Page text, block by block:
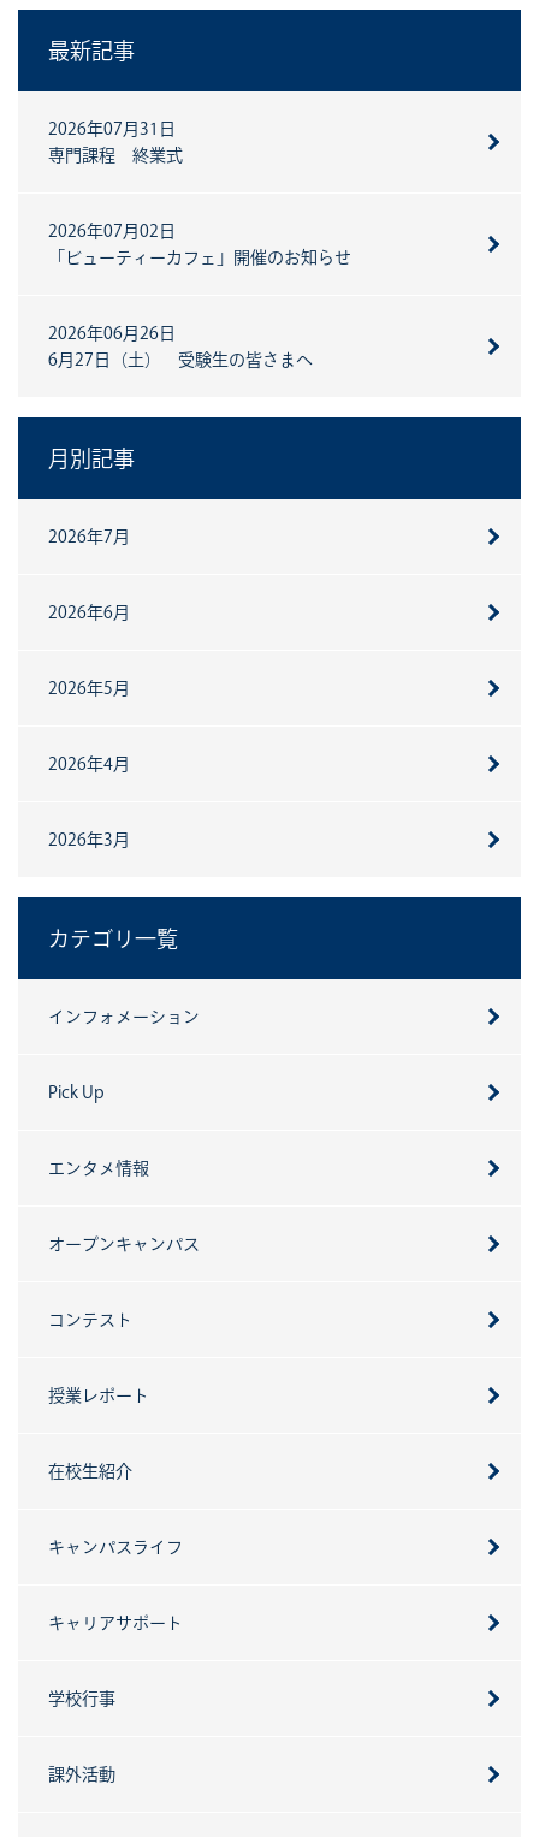
最新記事
2026年07月31日
専門課程 終業式
2026年07月02日
「ビューティーカフェ」開催のお知らせ
2026年06月26日
6月27日（土） 受験生の皆さまへ
月別記事
2026年7月
2026年6月
2026年5月
2026年4月
2026年3月
カテゴリ一覧
インフォメーション
Pick Up
エンタメ情報
オープンキャンパス
コンテスト
授業レポート
在校生紹介
キャンパスライフ
キャリアサポート
学校行事
課外活動